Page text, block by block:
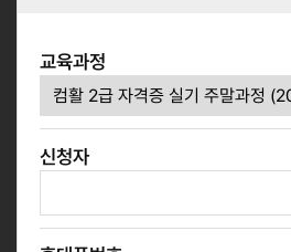
교육과정
신청자